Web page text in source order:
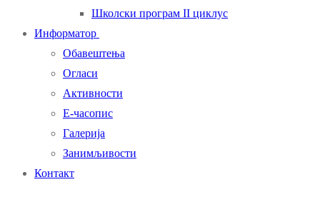
Школски програм II циклус
Информатор
Обавештења
Огласи
Активности
Е-часопис
Галерија
Занимљивости
Контакт